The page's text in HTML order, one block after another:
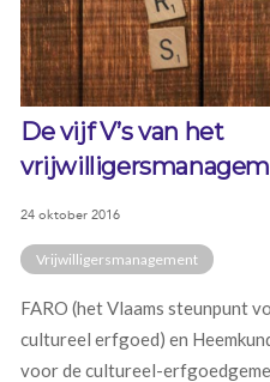
De vijf V’s van het
24 oktober 2016
Vrijwilligersmanagement
FARO (het Vlaams steunpunt
cultureel erfgoed) en
voor de cultureel-